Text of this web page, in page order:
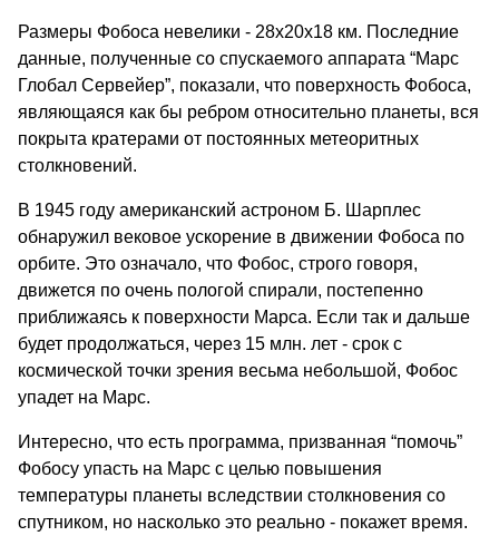
Размеры Фобоса невелики - 28х20х18 км. Последние
данные, полученные со спускаемого аппарата “Марс
Глобал Сервейер”, показали, что поверхность Фобоса,
являющаяся как бы ребром относительно планеты, вся
покрыта кратерами от постоянных метеоритных
столкновений.
В 1945 году американский астроном Б. Шарплес
обнаружил вековое ускорение в движении Фобоса по
орбите. Это означало, что Фобос, строго говоря,
движется по очень пологой спирали, постепенно
приближаясь к поверхности Марса. Если так и дальше
будет продолжаться, через 15 млн. лет - срок с
космической точки зрения весьма небольшой, Фобос
упадет на Марс.
Интересно, что есть программа, призванная “помочь”
Фобосу упасть на Марс с целью повышения
температуры планеты вследствии столкновения со
спутником, но насколько это реально - покажет время.